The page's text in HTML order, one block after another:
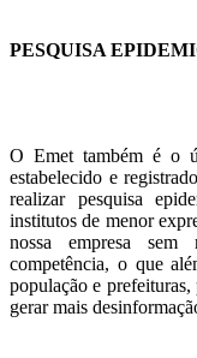
PESQUISA
O Emet também é o
estabelecido e
realizar pesquisa
institutos de menor
nossa empresa sem
competência, o que
população e
gerar mais